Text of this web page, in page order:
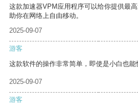
这款加速器VPM应用程序可以给你提供最
助你在网络上自由移动。
2025-09-07
游客
这款软件的操作非常简单，即使是小白也能
2025-09-07
游客